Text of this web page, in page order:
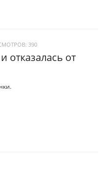
390
отказалась от